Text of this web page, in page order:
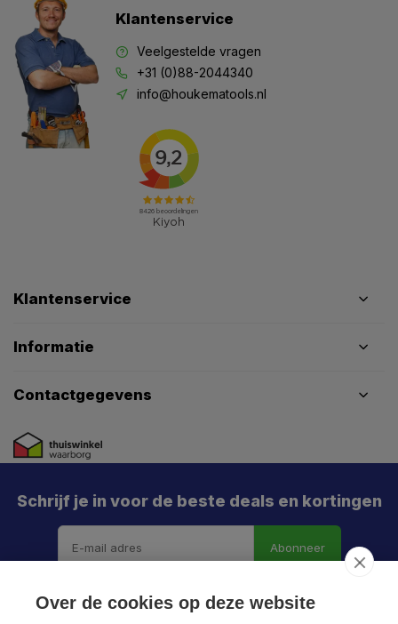
Klantenservice
Veelgestelde vragen
+31 (0)88-2044340
info@houkematools.nl
Klantenservice
Informatie
Contactgegevens
Schrijf je in voor de beste deals en kortingen
Abonneer
Over de cookies op deze website